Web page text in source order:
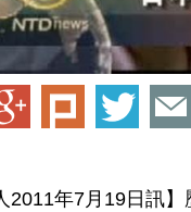
2011年7月19日訊